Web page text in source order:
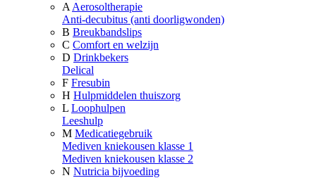
A Aerosoltherapie
Anti-decubitus (anti doorligwonden)
B Breukbandslips
C Comfort en welzijn
D Drinkbekers
Delical
F Fresubin
H Hulpmiddelen thuiszorg
L Loophulpen
Leeshulp
M Medicatiegebruik
Mediven kniekousen klasse 1
Mediven kniekousen klasse 2
N Nutricia bijvoeding